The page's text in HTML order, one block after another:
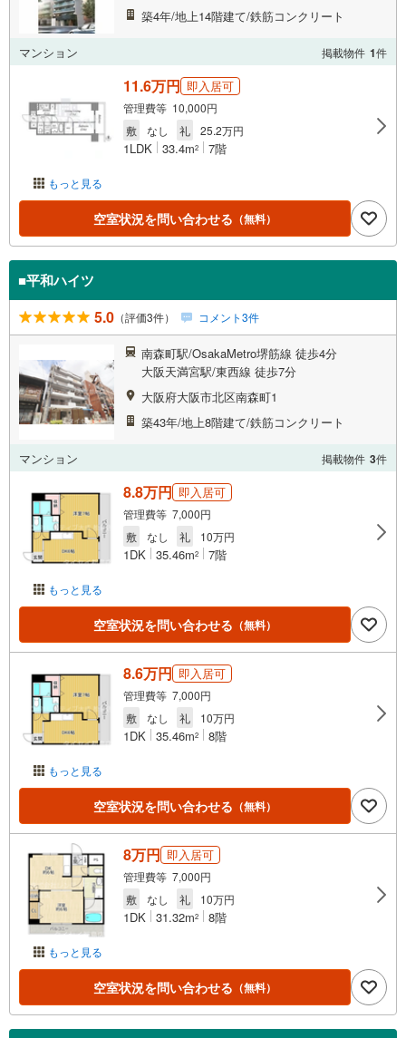
築4年/地上14階建て/鉄筋コンクリート
マンション 掲載物件 1件
もっと見る
11.6万円 即入居可
管理費等 10,000円
敷
なし 礼 25.2万円
1LDK 33.4m2 7階
空室状況を問い合わせる （無料）
■平和ハイツ
5.0 （評価3件） コメント3件
南森町駅/OsakaMetro堺筋線 徒歩4分
大阪天満宮駅/東西線 徒歩7分
大阪府大阪市北区南森町1
築43年/地上8階建て/鉄筋コンクリート
マンション 掲載物件 3件
もっと見る
8.8万円 即入居可
管理費等 7,000円
敷
なし 礼 10万円
1DK 35.46m2 7階
空室状況を問い合わせる （無料）
もっと見る
8.6万円 即入居可
管理費等 7,000円
敷
なし 礼 10万円
1DK 35.46m2 8階
空室状況を問い合わせる （無料）
もっと見る
8万円 即入居可
管理費等 7,000円
敷
なし 礼 10万円
1DK 31.32m2 8階
空室状況を問い合わせる （無料）